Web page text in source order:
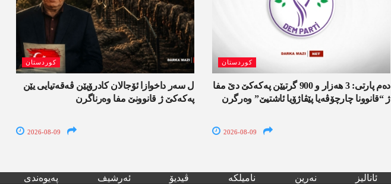
کوردستان
ل سەر داخوازا ئۆجالان کادرۆیێن ڤەقەتیایی یێن
پەکەکێ ژ قانوونێ مفا وەرناگرن
2026-08-09
کوردستان
دەم پارتی: 3 ھەزار و 900 گرتیێن پەکەکێ دێ مفا
ژ “قانوونا چارچۆڤەیا پێڤاژۆیا ئاشتیێ” وەرگرن
2026-08-09
پەیوەندی ئەرشیف ڤیدیۆ نامیلکە نەرین ئانالیز